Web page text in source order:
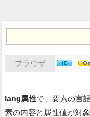
ブラウザ
lang属性で、要素の言
素の内容と属性値が対